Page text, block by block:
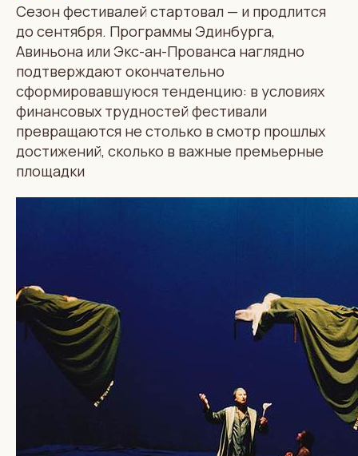
Сезон фестивалей стартовал — и продлится
до сентября. Программы Эдинбурга,
Авиньона или Экс-ан-Прованса наглядно
подтверждают окончательно
сформировавшуюся тенденцию: в условиях
финансовых трудностей фестивали
превращаются не столько в смотр прошлых
достижений, сколько в важные премьерные
площадки